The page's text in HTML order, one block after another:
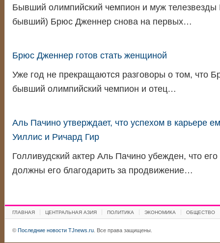
Бывший олимпийский чемпион и муж телезвезды
бывший) Брюс Дженнер снова на первых…
Брюс Дженнер готов стать женщиной
Уже год не прекращаются разговоры о том, что
бывший олимпийский чемпион и отец…
Аль Пачино утверждает, что успехом в карьере
Уиллис и Ричард Гир
Голливудский актер Аль Пачино убежден, что его
должны его благодарить за продвижение…
ГЛАВНАЯ ЦЕНТРАЛЬНАЯ АЗИЯ ПОЛИТИКА ЭКОНОМИКА ОБЩЕСТВО
© Последние новости TJnews.ru. Все права защищены.